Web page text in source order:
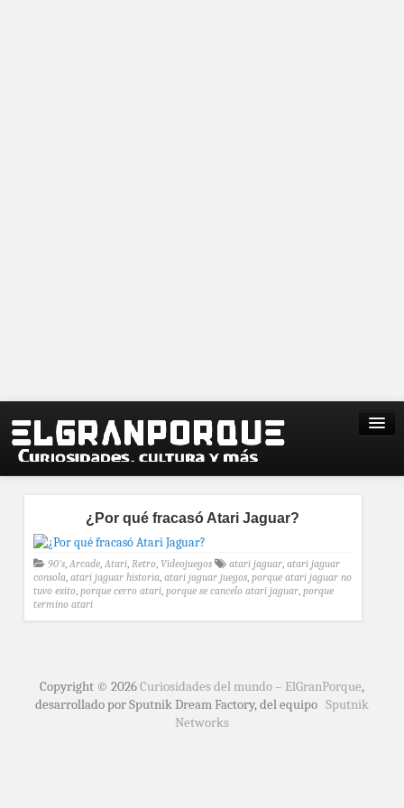
¿Por qué fracasó Atari Jaguar?
90's, Arcade, Atari, Retro, Videojuegos atari jaguar, atari jaguar
consola, atari jaguar historia, atari jaguar juegos, porque atari jaguar no
tuvo exito, porque cerro atari, porque se cancelo atari jaguar, porque
termino atari
Copyright © 2026Curiosidades del mundo – ElGranPorque,
desarrollado por Sputnik Dream Factory, del equipo Sputnik
Networks